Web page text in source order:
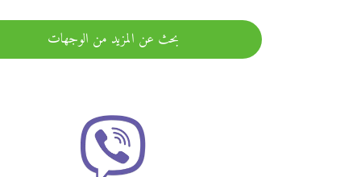
بحث عن المزيد من الوجهات